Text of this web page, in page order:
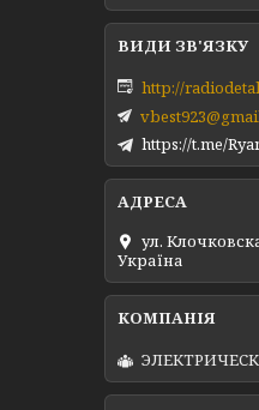
http://
https://t.me/
ул.
Україна